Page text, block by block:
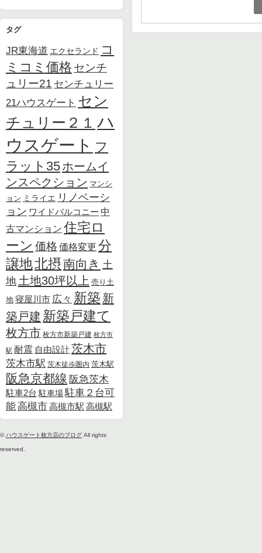
タグ
JR東海道 エクセランド コ
ミコミ価格 センチ
ュリー21 センチュリー
21ハウスゲート セン
チュリー２１ ハ
ウスゲート フ
ラット35ホームイ
ンスペクション マンシ
ョン ミライエ リノベーシ
ョン ワイドバルコニー 中
古マンション 住宅ロ
ーン 価格 価格変更 分
譲地北摂南向き 土
地 土地30坪以上 売り土
地 寝屋川市 広々 新築 新
築戸建 新築戸建て
枚方市 枚方市新築戸建 枚方市
駅 耐震 自由設計茨木市
茨木市駅 茨木徒歩圏内 茨木駅
阪急京都線 阪急茨木
駐車2台 駐車場駐車２台可
能高槻市高槻市駅 高槻駅
©ハウスゲート枚方店のブログ All rights
reserved.